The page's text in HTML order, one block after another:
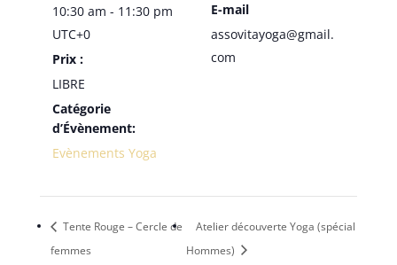
10:30 am - 11:30 pm
UTC+0
Prix :
LIBRE
Catégorie
d’Évènement:
Evènements Yoga
E-mail
assovitayoga@gmail.
com
Tente Rouge – Cercle de
femmes
Atelier découverte Yoga (spécial
Hommes)